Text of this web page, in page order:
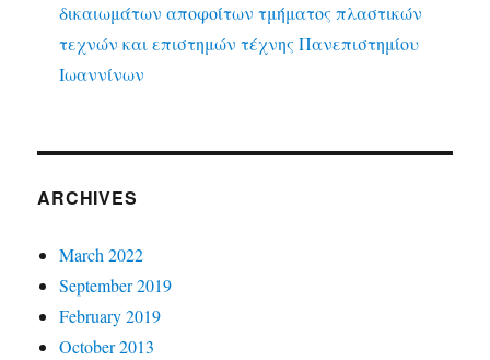
δικαιωμάτων αποφοίτων τμήματος πλαστικών
τεχνών και επιστημών τέχνης Πανεπιστημίου
Ιωαννίνων
ARCHIVES
March 2022
September 2019
February 2019
October 2013